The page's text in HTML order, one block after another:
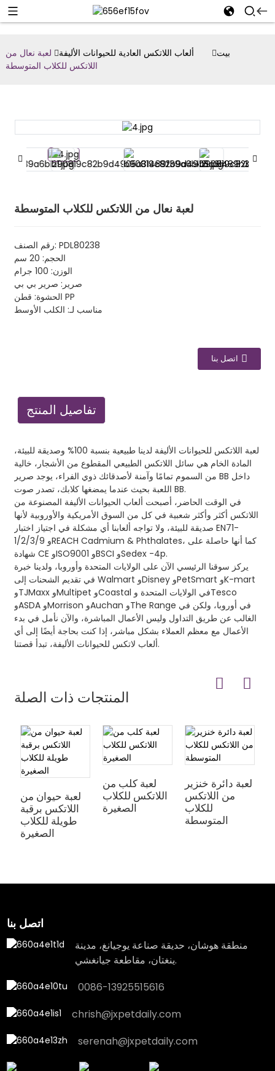
بيت ألعاب اللاتكس العادية للحيوانات الأليفة
لعبة نعال من
اللاتكس للكلاب المتوسطة
لعبة نعال من اللاتكس للكلاب المتوسطة
رقم الصنف: PDL80238
الحجم: 20 سم
الوزن: 100 جرام
صرير: صرير بي بي
الحشوة: قطن PP
مناسب لـ: الكلب الأوسط
اتصل بنا
تفاصيل المنتج
لعبة اللاتكس للحيوانات الأليفة لدينا طبيعية بنسبة 100% وصديقة للبيئة،
المادة الخام هي سائل اللاتكس الطبيعي المقطوع من الأشجار، خالية
من السموم تمامًا وآمنة لأصدقائك ذوي الفراء، يوجد صرير BB داخل
اللعبة بحيث عندما يمضغها كلابك، تصدر صوت BB.
في الوقت الحاضر، أصبحت ألعاب الحيوانات الأليفة المصنوعة من
اللاتكس أكثر وأكثر شعبية في كل من السوق الأمريكية والأوروبية لأنها
صديقة للبيئة، ولا تواجه ألعابنا أي مشكلة في اجتياز اختبار EN71-
1/2/3/9 وREACH Cadmium & Phthalates، كما أنها حاصلة على
شهادة CE وISO9001 وBSCI وSedex -4p.
يركز سوقنا الرئيسي الآن على الولايات المتحدة وأوروبا، ولدينا خبرة
في تقديم الشحنات إلى Walmart وDisney وPetSmart وK-mart
وTJMaxx وMultipet وCoastal في الولايات المتحدة وTesco
وASDA وMorrison وAuchan وThe Range في أوروبا، ولكن في
الغالب عن طريق التداول وليس الأعمال المباشرة، والآن نأمل في بدء
الأعمال مع معظم العملاء بشكل مباشر، إذا كنت بحاجة أيضًا إلى أي
ألعاب لاتكس للحيوانات الأليفة، تبدأ قصتنا.
المنتجات ذات الصلة
لعبة حيوان من
اللاتكس برقبة
طويلة للكلاب
الصغيرة
لعبة كلب من
اللاتكس للكلاب
الصغيرة
لعبة دائرة خنزير
من اللاتكس
للكلاب
المتوسطة
اتصل بنا
منطقة هوشان، حديقة صناعة يوجيانغ، مدينة
ينغتان، مقاطعة جيانغشي.
0086-13925515616
chrish@jxpetdaily.com
serenah@jxpetdaily.com